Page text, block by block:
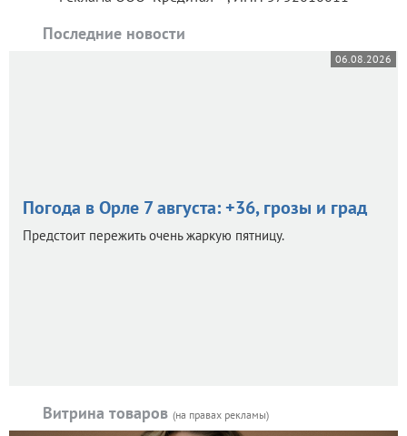
Последние новости
06.08.2026
Погода в Орле 7 августа: +36, грозы и град
Предстоит пережить очень жаркую пятницу.
Витрина товаров (на правах рекламы)